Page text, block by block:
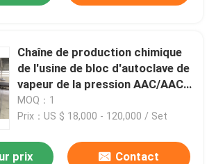
Chaîne de production chimique
de l'usine de bloc d'autoclave de
vapeur de la pression AAC/AAC
autoclave de 2×31m AAC
MOQ：1
Prix：US $ 18,000 - 120,000 / Set
prix Contact